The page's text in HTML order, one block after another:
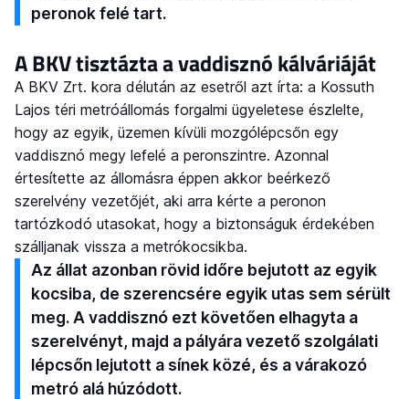
peronok felé tart.
A BKV tisztázta a vaddisznó kálváriáját
A BKV Zrt. kora délután az esetről azt írta: a Kossuth
Lajos téri metróállomás forgalmi ügyeletese észlelte,
hogy az egyik, üzemen kívüli mozgólépcsőn egy
vaddisznó megy lefelé a peronszintre. Azonnal
értesítette az állomásra éppen akkor beérkező
szerelvény vezetőjét, aki arra kérte a peronon
tartózkodó utasokat, hogy a biztonságuk érdekében
szálljanak vissza a metrókocsikba.
Az állat azonban rövid időre bejutott az egyik
kocsiba, de szerencsére egyik utas sem sérült
meg. A vaddisznó ezt követően elhagyta a
szerelvényt, majd a pályára vezető szolgálati
lépcsőn lejutott a sínek közé, és a várakozó
metró alá húzódott.